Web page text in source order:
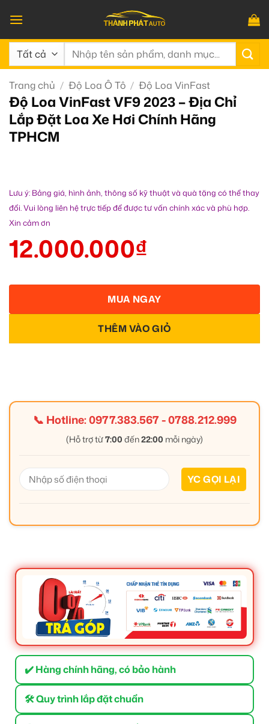
qua
nội
dung
Tìm
Trang chủ / Độ Loa Ô Tô / Độ Loa VinFast
Độ Loa VinFast VF9 2023 – Địa Chỉ
Lắp Đặt Loa Xe Hơi Chính Hãng
TPHCM
Lưu ý: Bảng giá, hình ảnh, thông số kỹ thuật và quà tặng có thể thay
đổi. Vui lòng liên hệ trực tiếp để được tư vấn chính xác và phù hợp.
Xin cảm ơn
12.000.000₫
THÊM VÀO GIỎ
MUA NGAY
📞 Hotline:0977.383.567-0788.212.999
(Hỗ trợ từ7:00 đến22:00 mỗi ngày)
✔️ Hàng chính hãng, có bảo hành
🛠 Quy trình lắp đặt chuẩn